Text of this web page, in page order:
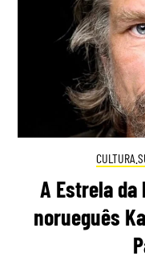
A Estrela da
norueguês